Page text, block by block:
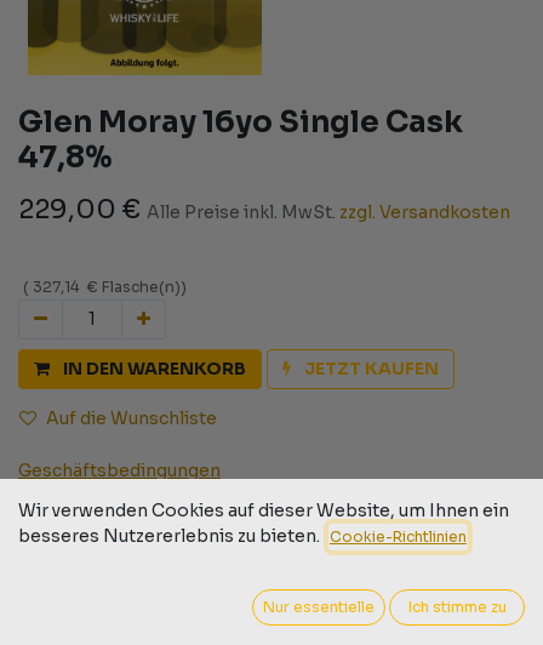
Glen Moray 16yo Single Cask
47,8%
229,00 € Alle Preise inkl. MwSt. zzgl. Versandkosten
( 327,14 € Flasche(n))
IN DEN WARENKORB JETZT KAUFEN
Auf die Wunschliste
Geschäftsbedingungen
Versand: 2-3 Geschäftstage
Wir verwenden Cookies auf dieser Website, um Ihnen ein
besseres Nutzererlebnis zu bieten. Cookie-Richtlinien
Nur essentielle Ich stimme zu